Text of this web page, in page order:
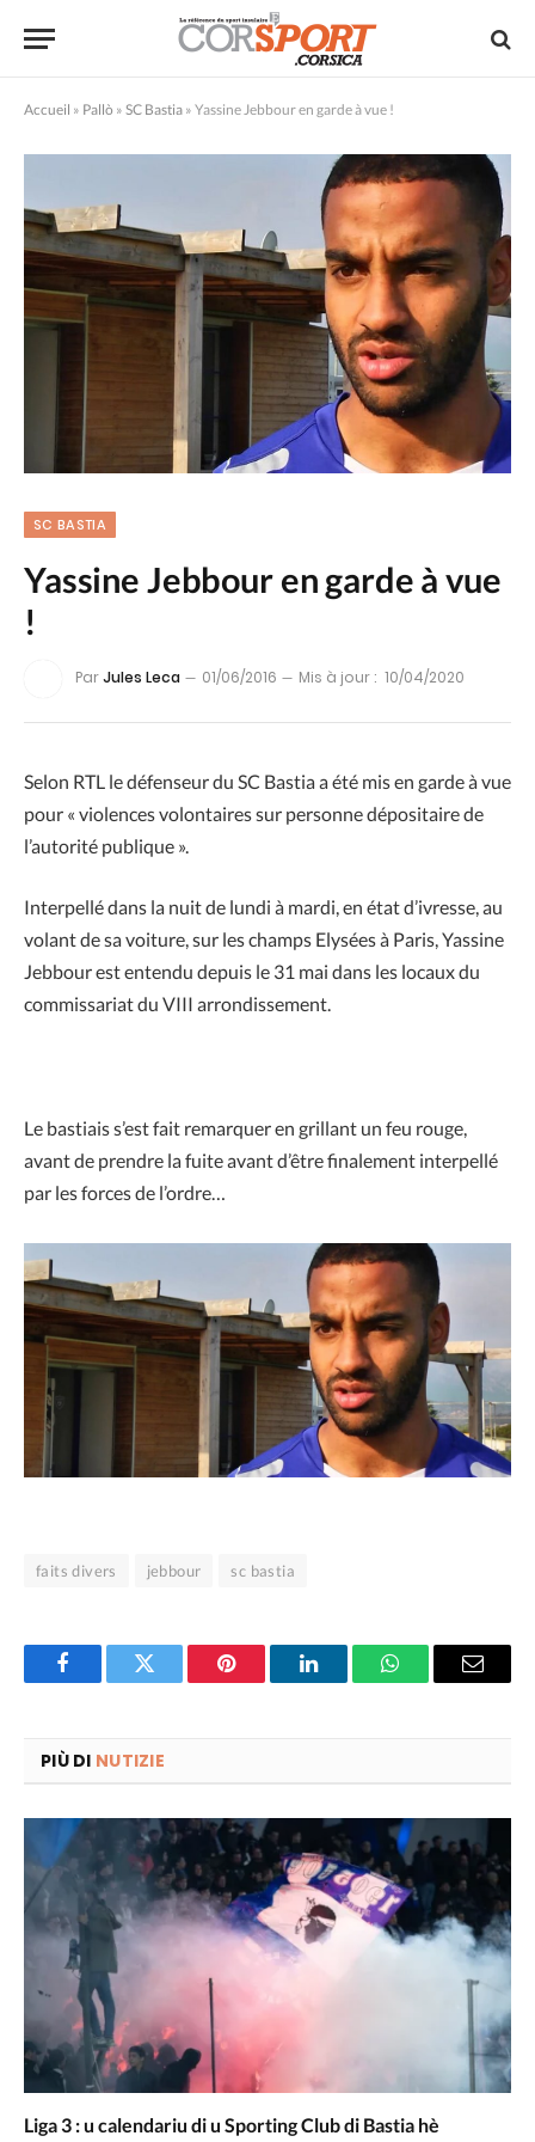
Accueil » Pallò » SC Bastia » Yassine Jebbour en garde à vue !
SC BASTIA
Yassine Jebbour en garde à vue
!
ParJules Leca 01/06/2016 Mis à jour : 10/04/2020
Selon RTL le défenseur du SC Bastia a été mis en garde à vue
pour « violences volontaires sur personne dépositaire de
l’autorité publique ».
Interpellé dans la nuit de lundi à mardi, en état d’ivresse, au
volant de sa voiture, sur les champs Elysées à Paris, Yassine
Jebbour est entendu depuis le 31 mai dans les locaux du
commissariat du VIII arrondissement.
Le bastiais s’est fait remarquer en grillant un feu rouge,
avant de prendre la fuite avant d’être finalement interpellé
par les forces de l’ordre…
faits divers jebbour sc bastia
FacebookTwitter Pinterest LinkedInWhatsAppEmail
PIÙ DI NUTIZIE
Liga 3 : u calendariu di u Sporting Club di Bastia hè